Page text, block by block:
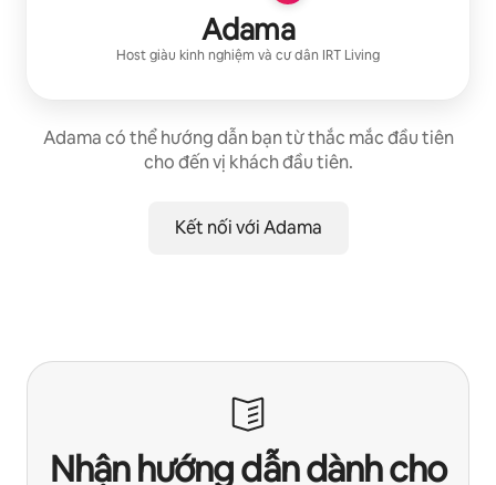
Adama
Host giàu kinh nghiệm và cư dân IRT Living
Adama có thể hướng dẫn bạn từ thắc mắc đầu tiên
cho đến vị khách đầu tiên.
Kết nối với Adama
Nhận hướng dẫn dành cho